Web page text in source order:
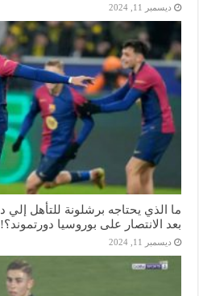
ديسمبر 11, 2024
بعد الانتصار على بوروسيا دورتموند؟!
ديسمبر 11, 2024